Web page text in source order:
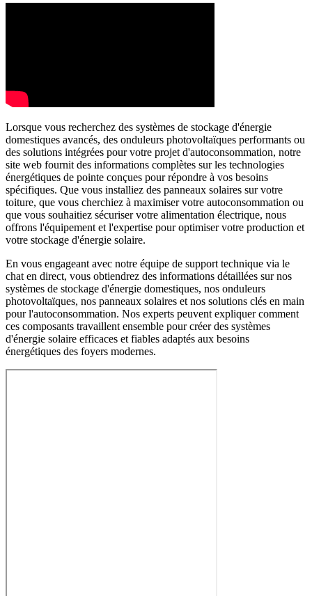
Lorsque vous recherchez des systèmes de stockage d'énergie
domestiques avancés, des onduleurs photovoltaïques performants ou
des solutions intégrées pour votre projet d'autoconsommation, notre
site web fournit des informations complètes sur les technologies
énergétiques de pointe conçues pour répondre à vos besoins
spécifiques. Que vous installiez des panneaux solaires sur votre
toiture, que vous cherchiez à maximiser votre autoconsommation ou
que vous souhaitiez sécuriser votre alimentation électrique, nous
offrons l'équipement et l'expertise pour optimiser votre production et
votre stockage d'énergie solaire.
En vous engageant avec notre équipe de support technique via le
chat en direct, vous obtiendrez des informations détaillées sur nos
systèmes de stockage d'énergie domestiques, nos onduleurs
photovoltaïques, nos panneaux solaires et nos solutions clés en main
pour l'autoconsommation. Nos experts peuvent expliquer comment
ces composants travaillent ensemble pour créer des systèmes
d'énergie solaire efficaces et fiables adaptés aux besoins
énergétiques des foyers modernes.